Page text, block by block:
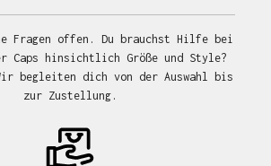
Fragen offen. Du brauchst Hilfe bei
Caps hinsichtlich Größe und Style?
begleiten dich von der Auswahl bis
zur Zustellung.